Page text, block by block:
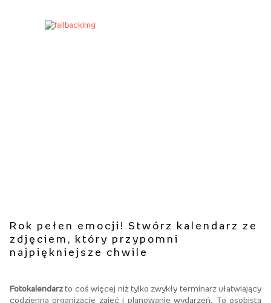
Rok pełen emocji! Stwórz kalendarz ze
zdjęciem, który przypomni
najpiękniejsze chwile
Fotokalendarz to coś więcej niż tylko zwykły terminarz ułatwiający
codzienną organizację zajęć i planowanie wydarzeń. To osobista